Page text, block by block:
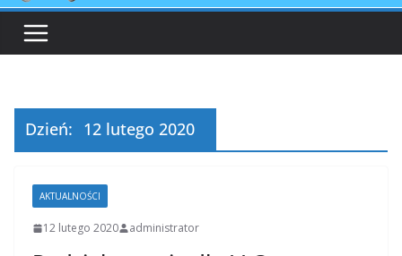
Dzień: 12 lutego 2020
AKTUALNOŚCI
12 lutego 2020 administrator